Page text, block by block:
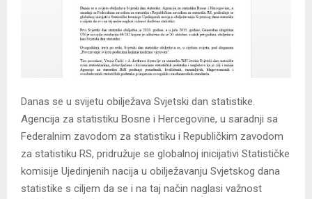
Danas se u svijetu obilježava Svjetski dan statistike.
Agencija za statistiku Bosne i Hercegovine, u saradnji sa
Federalnim zavodom za statistiku i Republičkim zavodom
za statistiku RS, pridružuje se globalnoj inicijativi Statističke
komisije Ujedinjenih nacija u obilježavanju Svjetskog dana
statistike s ciljem da se i na taj način naglasi važnost